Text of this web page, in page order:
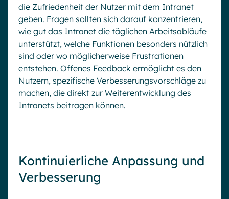
die Zufriedenheit der Nutzer mit dem Intranet
geben. Fragen sollten sich darauf konzentrieren,
wie gut das Intranet die täglichen Arbeitsabläufe
unterstützt, welche Funktionen besonders nützlich
sind oder wo möglicherweise Frustrationen
entstehen. Offenes Feedback ermöglicht es den
Nutzern, spezifische Verbesserungsvorschläge zu
machen, die direkt zur Weiterentwicklung des
Intranets beitragen können.
Kontinuierliche Anpassung und
Verbesserung